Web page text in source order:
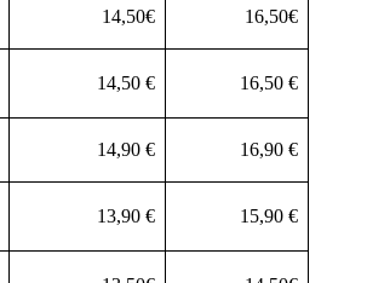
14,50€ 16,50€
14,50 € 16,50 €
14,90 € 16,90 €
13,90 € 15,90 €